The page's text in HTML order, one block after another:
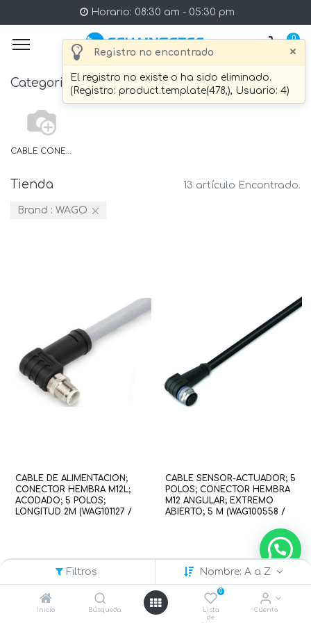
Registro no encontrado ×
El registro no existe o ha sido eliminado.
(Registro: product.template(478,), Usuario: 4)
Filtros Nombre: A a Z
Inicio Búsqueda
0
Lista
de
Cuenta
Horario: 08:30 am - 05:30 pm
0
Categories
CABLE CONECTOR ETHERNET
Tienda 13 artículo Encontrado.
Brand : WAGO
CABLE DE ALIMENTACION;
CONECTOR HEMBRA M12L;
ACODADO; 5 POLOS;
LONGITUD 2M (WAG101127 /
CABLE SENSOR-ACTUADOR; 5
POLOS; CONECTOR HEMBRA
M12 ANGULAR; EXTREMO
ABIERTO; 5 M (WAG100558 /